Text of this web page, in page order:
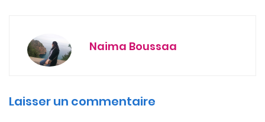
Naima Boussaa
Laisser un commentaire